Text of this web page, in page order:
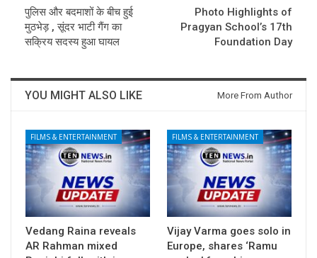
पुलिस और बदमाशों के बीच हुई
मुठभेड़ , सूंदर भाटी गैंग का
सक्रिय सदस्य हुआ घायल
Photo Highlights of
Pragyan School’s 17th
Foundation Day
YOU MIGHT ALSO LIKE More From Author
FILMS & ENTERTAINMENT
Vedang Raina reveals
AR Rahman mixed
FILMS & ENTERTAINMENT
Vijay Varma goes solo in
Europe, shares ‘Ramu